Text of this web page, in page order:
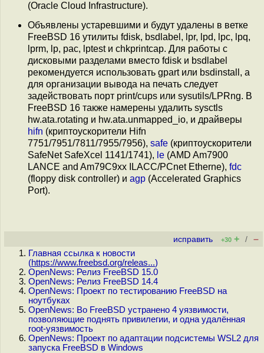
(Oracle Cloud Infrastructure).
Объявлены устаревшими и будут удалены в ветке
FreeBSD 16 утилиты fdisk, bsdlabel, lpr, lpd, lpc, lpq,
lprm, lp, pac, lptest и chkprintcap. Для работы с
дисковыми разделами вместо fdisk и bsdlabel
рекомендуется использовать gpart или bsdinstall, а
для организации вывода на печать следует
задействовать порт print/cups или sysutils/LPRng. В
FreeBSD 16 также намерены удалить sysctls
hw.ata.rotating и hw.ata.unmapped_io, и драйверы
hifn (криптоускорители Hifn
7751/7951/7811/7955/7956), safe (криптоускорители
SafeNet SafeXcel 1141/1741), le (AMD Am7900
LANCE and Am79C9xx ILACC/PCnet Etherne), fdc
(floppy disk controller) и agp (Accelerated Graphics
Port).
исправить +30 + / –
Главная ссылка к новости
(https://www.freebsd.org/releas...)
OpenNews: Релиз FreeBSD 15.0
OpenNews: Релиз FreeBSD 14.4
OpenNews: Проект по тестированию FreeBSD на
ноутбуках
OpenNews: Во FreeBSD устранено 4 уязвимости,
позволяющие поднять привилегии, и одна удалённая
root-уязвимость
OpenNews: Проект по адаптации подсистемы WSL2 для
запуска FreeBSD в Windows